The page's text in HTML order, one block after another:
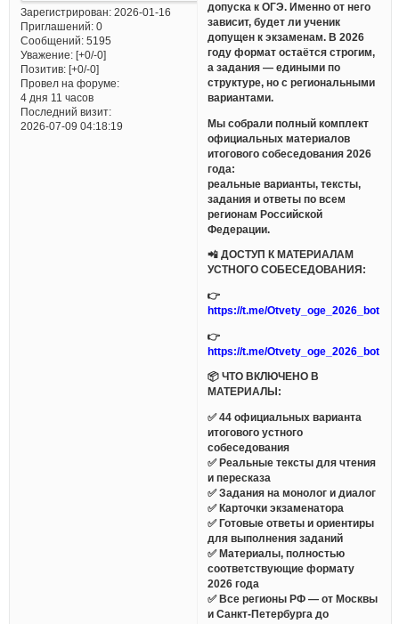
Зарегистрирован: 2026-01-16
Приглашений:0
Сообщений:5195
Уважение: [+0/-0]
Позитив: [+0/-0]
Провел на форуме:
4 дня 11 часов
Последний визит:
2026-07-09 04:18:19
допуска к ОГЭ. Именно от него
зависит, будет ли ученик
допущен к экзаменам. В 2026
году формат остаётся строгим,
а задания — едиными по
структуре, но с региональными
вариантами.
Мы собрали полный комплект
официальных материалов
итогового собеседования 2026
года:
реальные варианты, тексты,
задания и ответы по всем
регионам Российской
Федерации.
📲 ДОСТУП К МАТЕРИАЛАМ
УСТНОГО СОБЕСЕДОВАНИЯ:
👉
https://t.me/Otvety_oge_2026_bot
👉
https://t.me/Otvety_oge_2026_bot
📦 ЧТО ВКЛЮЧЕНО В
МАТЕРИАЛЫ:
✅ 44 официальных варианта
итогового устного
собеседования
✅ Реальные тексты для чтения
и пересказа
✅ Задания на монолог и диалог
✅ Карточки экзаменатора
✅ Готовые ответы и ориентиры
для выполнения заданий
✅ Материалы, полностью
соответствующие формату
2026 года
✅ Все регионы РФ — от Москвы
и Санкт-Петербурга до